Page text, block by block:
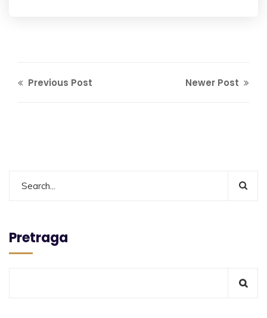
Previous Post Newer Post
Pretraga